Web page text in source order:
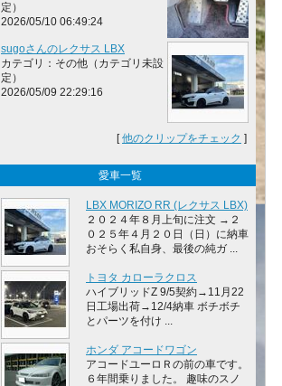
定）
2026/05/10 06:49:24
sugoさんのレクサス LBX
カテゴリ：その他（カテゴリ未設
定）
2026/05/09 22:29:16
[他のクリップをチェック ]
愛車一覧
LBX MORIZO RR (レクサス LBX)
２０２４年８月上旬に注文 →２
０２５年４月２０日（日）に納車
おそらく私自身、最後の純ガ ...
トヨタ カローラクロス
ハイブリッドZ 9/5契約→11月22
日工場出荷→12/4納車 ボチボチ
とパーツを付け ...
ホンダ アコードワゴン
アコードユーロＲの前の車です。
６年間乗りました。 趣味のスノ